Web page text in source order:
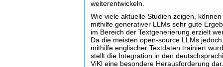
weiterentwickeln.
Wie viele aktuelle Studien zeigen, können
mithilfe generativer LLMs sehr gute
im Bereich der Textgenerierung erzielt
Da die meisten open-source LLMs jedoch
mithilfe englischer Textdaten trainiert
stellt die Integration in den
ViKl eine besondere Herausforderung